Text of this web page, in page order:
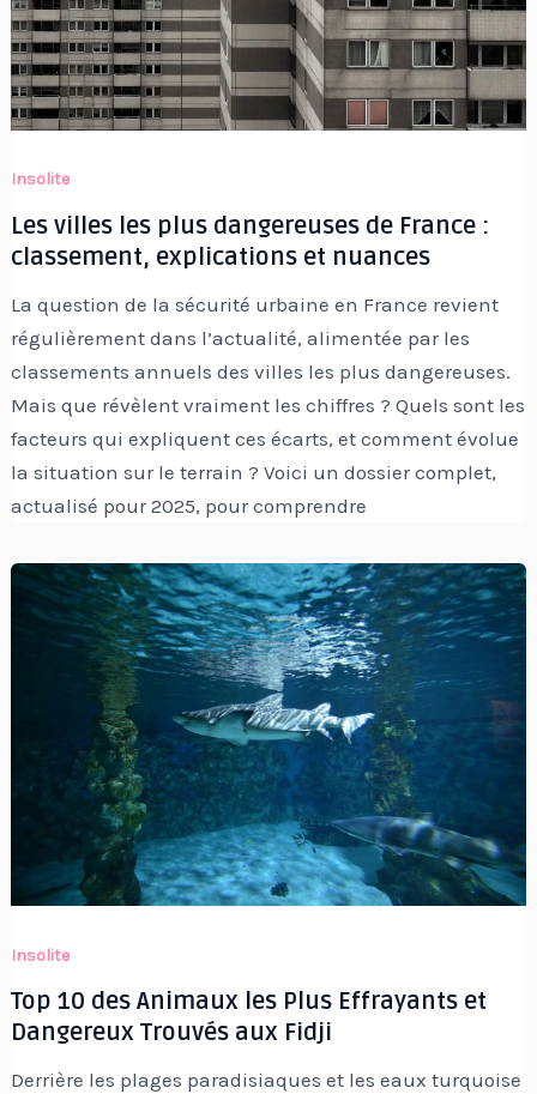
Insolite
Les villes les plus dangereuses de France :
classement, explications et nuances
La question de la sécurité urbaine en France revient
régulièrement dans l’actualité, alimentée par les
classements annuels des villes les plus dangereuses.
Mais que révèlent vraiment les chiffres ? Quels sont les
facteurs qui expliquent ces écarts, et comment évolue
la situation sur le terrain ? Voici un dossier complet,
actualisé pour 2025, pour comprendre
Insolite
Top 10 des Animaux les Plus Effrayants et
Dangereux Trouvés aux Fidji
Derrière les plages paradisiaques et les eaux turquoise